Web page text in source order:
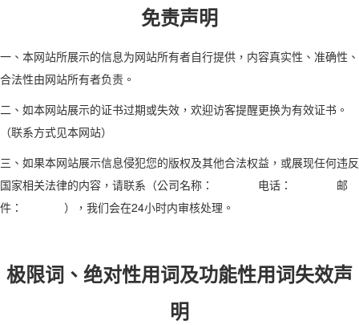
免责声明
一、本网站所展示的信息为网站所有者自行提供，内容真实性、准确性、
合法性由网站所有者负责。
二、如本网站展示的证书过期或失效，欢迎访客提醒更换为有效证书。
（联系方式见本网站）
三、如果本网站展示信息侵犯您的版权及其他合法权益，或展现任何违反
国家相关法律的内容，请联系（公司名称： 电话： 邮
件： ），我们会在24小时内审核处理。
极限词、绝对性用词及功能性用词失效声
明